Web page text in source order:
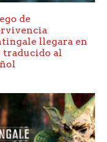
de
llegara en
traducido al